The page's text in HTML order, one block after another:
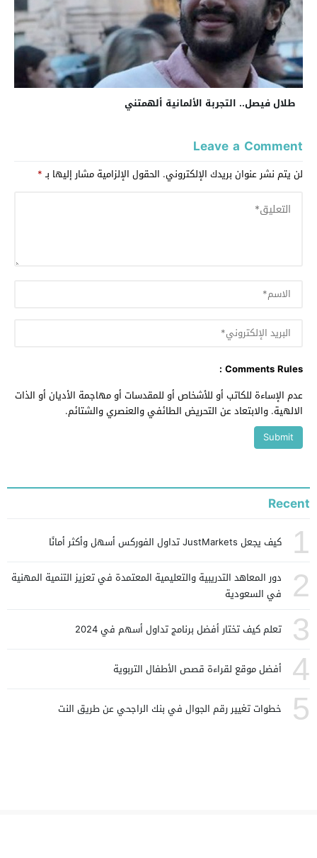
طلال فيصل.. التجربة الألمانية ألهمتني
Leave a Comment
لن يتم نشر عنوان بريدك الإلكتروني. الحقول الإلزامية مشار إليها بـ*
Comments Rules :
عدم الإساءة للكاتب أو للأشخاص أو للمقدسات أو مهاجمة الأديان أو الذات
الالهية. والابتعاد عن التحريض الطائفي والعنصري والشتائم.
Recent
1 كيف يجعل JustMarkets تداول الفوركس أسهل وأكثر أمانًا
2
دور المعاهد التدريبية والتعليمية المعتمدة في تعزيز التنمية المهنية
في السعودية
3 تعلم كيف تختار أفضل برنامج تداول أسهم في 2024
4 أفضل موقع لقراءة قصص الأطفال التربوية
5 خطوات تغيير رقم الجوال في بنك الراجحي عن طريق النت